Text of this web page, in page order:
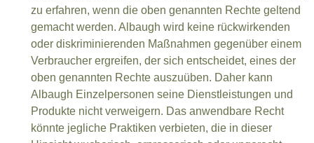
zu erfahren, wenn die oben genannten Rechte geltend
gemacht werden. Albaugh wird keine rückwirkenden
oder diskriminierenden Maßnahmen gegenüber einem
Verbraucher ergreifen, der sich entscheidet, eines der
oben genannten Rechte auszuüben. Daher kann
Albaugh Einzelpersonen seine Dienstleistungen und
Produkte nicht verweigern. Das anwendbare Recht
könnte jegliche Praktiken verbieten, die in dieser